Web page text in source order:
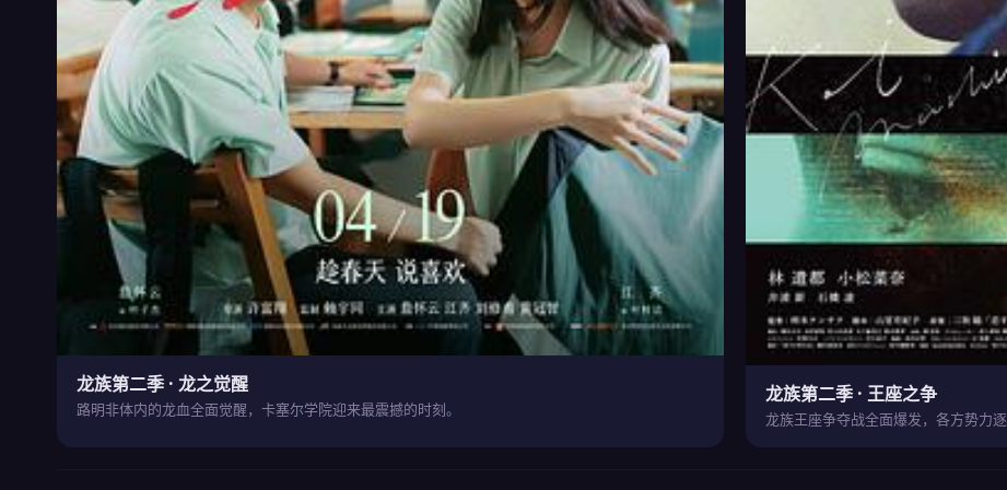
龙族第二季 · 龙之觉醒
路明非体内的龙血全面觉醒，卡塞尔学院迎来最震撼的时刻。
龙族第二季 · 王座之争
龙族王座争夺战全面爆发，各方势力